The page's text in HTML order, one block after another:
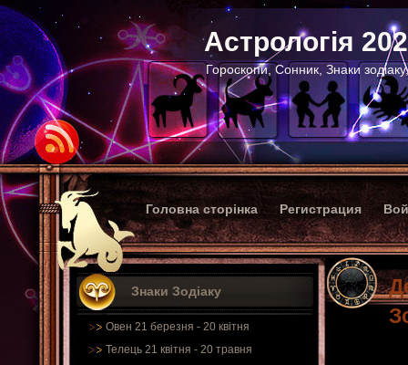
Астрологія
Гороскопи, Сонник, Знаки
Головна сторінка Регистрация
Знаки Зодіаку
Овен 21 березня - 20 квітня
Телець 21 квітня - 20 травня